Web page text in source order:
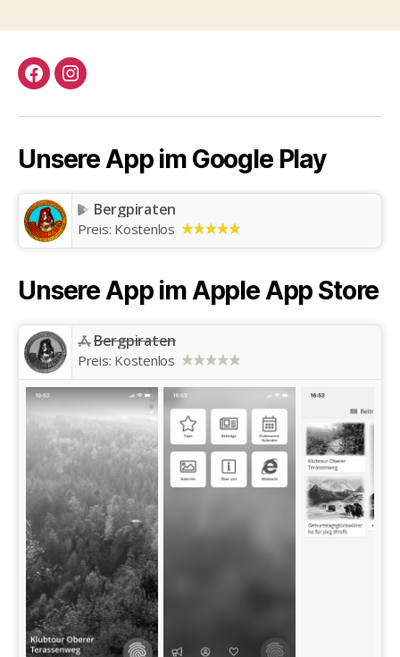
FacebookInstagram
Unsere App im Google Play
Bergpiraten
Preis: Kostenlos
Unsere App im Apple App Store
Bergpiraten
Preis: Kostenlos